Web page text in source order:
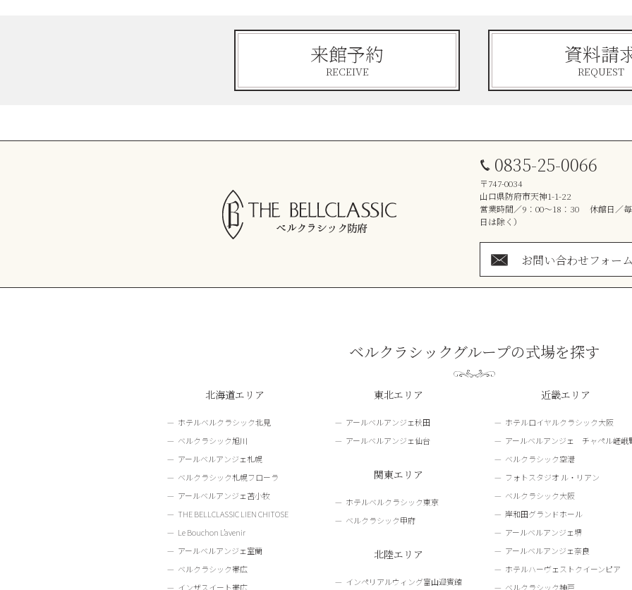
来館予約
RECEIVE
資料請
REQUEST
0835-25-0066
〒747-0034
山口県防府市天神1-1-22
営業時間／9：00～18：30 休館日／
日は除く）
お問い合わせフォーム
ベルクラシックグループの式場を探す
北海道エリア
ホテルベルクラシック北見
ベルクラシック旭川
アールベルアンジェ札幌
ベルクラシック札幌フローラ
アールベルアンジェ苫小牧
THE BELLCLASSIC LIEN CHITOSE
Le Bouchon L’avenir
アールベルアンジェ室蘭
ベルクラシック帯広
インザスイート帯広
東北エリア
アールベルアンジェ秋田
アールベルアンジェ仙台
関東エリア
ホテルベルクラシック東京
ベルクラシック甲府
北陸エリア
インペリアルウィング富山迎賓館
近畿エリア
ホテルロイヤルクラシック大阪
アールベルアンジェ チャペル嵯峨
ベルクラシック空港
フォトスタジオ ル・リアン
ベルクラシック大阪
岸和田グランドホール
アールベルアンジェ堺
アールベルアンジェ奈良
ホテルハーヴェストクイーンピア
ベルクラシック神戸